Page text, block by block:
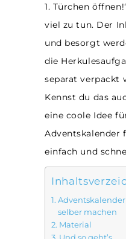
1. Türchen
viel zu tun. Der
und besorgt
die
separat verpackt
Kennst du das
eine coole Idee
Adventskalender
einfach und
selber machen
Material